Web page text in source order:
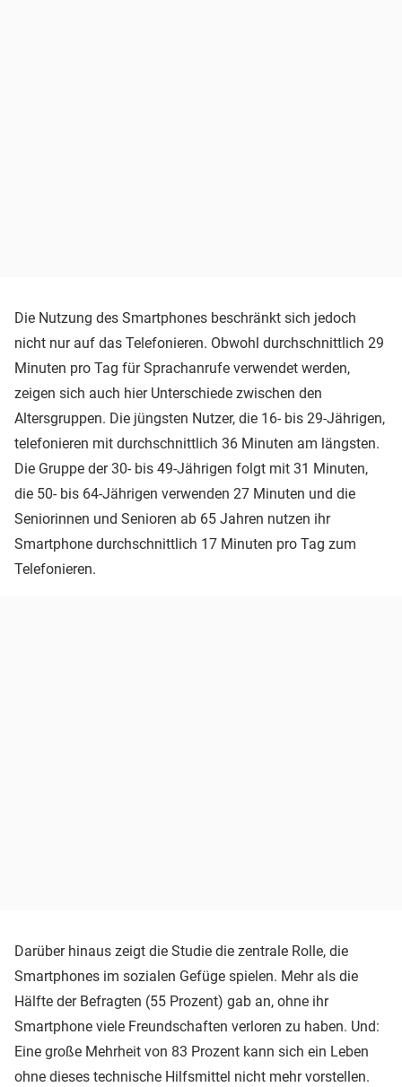
Die Nutzung des Smartphones beschränkt sich jedoch
nicht nur auf das Telefonieren. Obwohl durchschnittlich 29
Minuten pro Tag für Sprachanrufe verwendet werden,
zeigen sich auch hier Unterschiede zwischen den
Altersgruppen. Die jüngsten Nutzer, die 16- bis 29-Jährigen,
telefonieren mit durchschnittlich 36 Minuten am längsten.
Die Gruppe der 30- bis 49-Jährigen folgt mit 31 Minuten,
die 50- bis 64-Jährigen verwenden 27 Minuten und die
Seniorinnen und Senioren ab 65 Jahren nutzen ihr
Smartphone durchschnittlich 17 Minuten pro Tag zum
Telefonieren.
Darüber hinaus zeigt die Studie die zentrale Rolle, die
Smartphones im sozialen Gefüge spielen. Mehr als die
Hälfte der Befragten (55 Prozent) gab an, ohne ihr
Smartphone viele Freundschaften verloren zu haben. Und:
Eine große Mehrheit von 83 Prozent kann sich ein Leben
ohne dieses technische Hilfsmittel nicht mehr vorstellen.